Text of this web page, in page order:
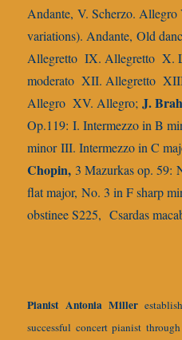
Andante,V. Scherzo.
variations). Andante,Old
Allegretto IX. Allegretto X.
moderato XII. Allegretto
Allegro XV. Allegro;J.
Op.119:I. Intermezzo in B
minorIII. Intermezzo in C
Chopin, 3 Mazurkas op. 59:
flat major,No. 3 in F sharp
obstinee S225, Csardas
Pianist Antonia Miller
successful concert pianist